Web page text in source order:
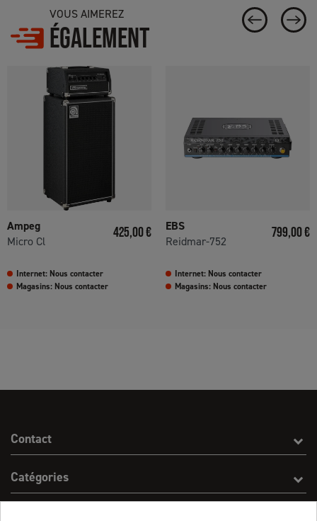
VOUS AIMEREZ
ÉGALEMENT
Ampeg
Micro Cl
Prix
425,00 €
Internet: Nous contacter
Magasins: Nous contacter
EBS
Reidmar-752
Prix
799,00 €
Internet: Nous contacter
Magasins: Nous contacter
Contact
Catégories